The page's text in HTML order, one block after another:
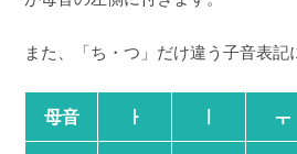
また、「ち・つ」だけ違う子音表記
母音 ㅏ ㅜ